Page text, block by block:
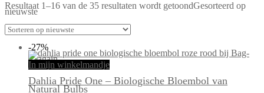
Resultaat 1–16 van de 35 resultaten wordt getoondGesorteerd op
nieuwste
-27%
In mijn winkelmandje
Dahlia Pride One – Biologische Bloembol van
Natural Bulbs